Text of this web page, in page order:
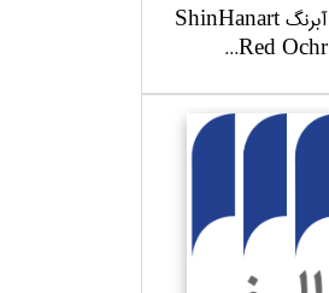
آبرنگ ShinHanart
Red Ochr...